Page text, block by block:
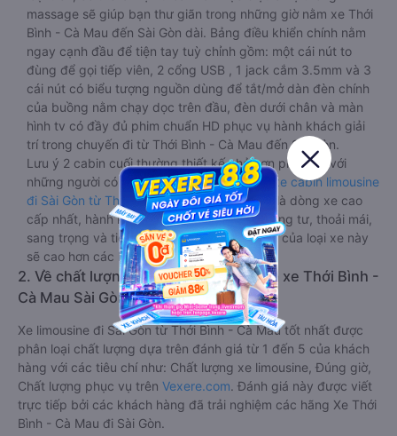
massage sẽ giúp bạn thư giãn trong những giờ nằm xe Thới
Bình - Cà Mau đến Sài Gòn dài. Bảng điều khiển chính nằm
ngay cạnh đầu để tiện tay tuỳ chỉnh gồm: một cái nút to
đùng để gọi tiếp viên, 2 cổng USB , 1 jack cắm 3.5mm và 3
cái nút có biểu tượng nguồn dùng để tắt/mở dàn đèn chính
của buồng nằm chạy dọc trên đầu, đèn dưới chân và màn
hình tv có đầy đủ phim chuẩn HD phục vụ hành khách giải
trí trong chuyến đi từ Thới Bình - Cà Mau đến Sài Gòn.
Lưu ý 2 cabin cuối thường thiết kế nhỏ hơn phù hợp với
những người có thân hình nhỏ nhắn. Dòng
xe cabin limousine
đi Sài Gòn từ Thới Bình - Cà Maunày đang là dòng xe cao
cấp nhất, hành khách thường chọn vì sự riêng tư, thoải mái,
sang trọng và tiện nghi. Tất nhiên giá thành của loại xe này
sẽ cao hơn các loại khác.
2. Về chất lượng, review, đánh giá nhà xe Thới Bình -
Cà Mau Sài Gòn limousine
Xe limousine đi Sài Gòn từ Thới Bình - Cà Mau tốt nhất được
phân loại chất lượng dựa trên đánh giá từ 1 đến 5 của khách
hàng với các tiêu chí như: Chất lượng xe limousine, Đúng giờ,
Chất lượng phục vụ trên Vexere.com. Đánh giá này được viết
trực tiếp bởi các khách hàng đã trải nghiệm các hãng Xe Thới
Bình - Cà Mau đi Sài Gòn.